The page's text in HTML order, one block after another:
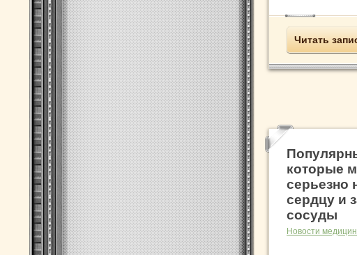
Читать
которые
серьезно
сердцу и
сосуды
Новости